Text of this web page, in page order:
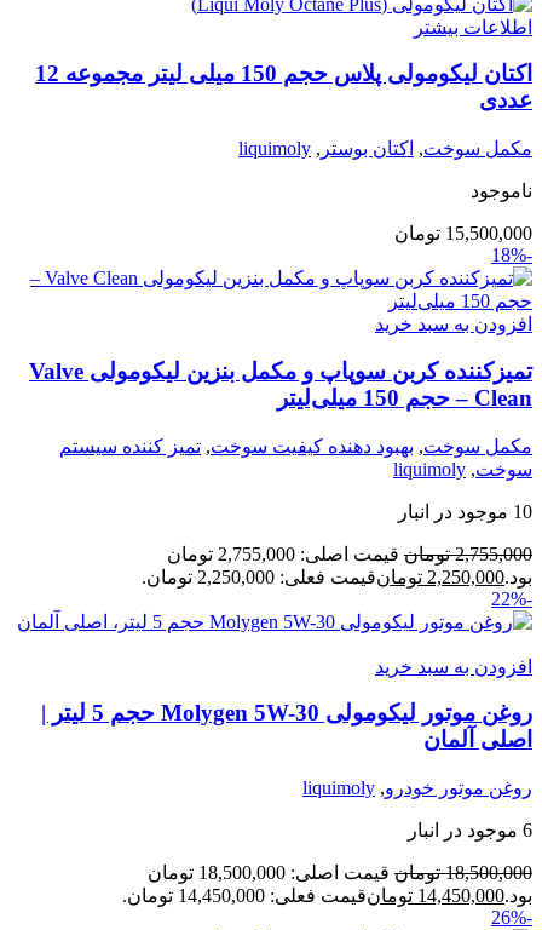
اطلاعات بیشتر
اکتان لیکومولی پلاس حجم 150 میلی لیتر مجموعه 12
عددی
مکمل سوخت, اکتان بوستر ,
liquimoly
ناموجود
15,500,000 تومان
-18%
افزودن به سبد خرید
تمیزکننده کربن سوپاپ و مکمل بنزین لیکومولی Valve
Clean – حجم 150 میلی‌لیتر
مکمل سوخت, بهبود دهنده کیفیت سوخت, تمیز کننده سیستم
سوخت,
liquimoly
10 موجود در انبار
2,755,000 تومان
قیمت اصلی: 2,755,000 تومان
بود.2,250,000 تومانقیمت فعلی: 2,250,000 تومان.
-22%
افزودن به سبد خرید
روغن موتور لیکومولی Molygen 5W-30 حجم 5 لیتر |
اصلی آلمان
روغن موتور خودرو,
liquimoly
6 موجود در انبار
18,500,000 تومان
قیمت اصلی: 18,500,000 تومان
بود.14,450,000 تومانقیمت فعلی: 14,450,000 تومان.
-26%